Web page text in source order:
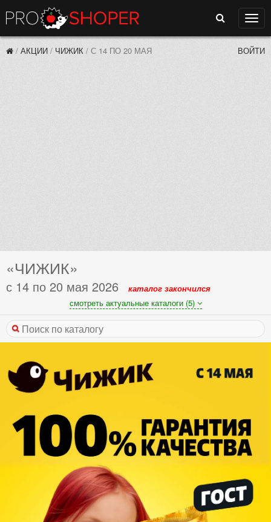
Поиск
/ АКЦИИ / ЧИЖИК / С 14 ПО 20 МАЯ ВОЙТИ
«ЧИЖИК»
с 14 по 20 мая 2026
каталог закончился
смотреть актуальные каталоги (5)